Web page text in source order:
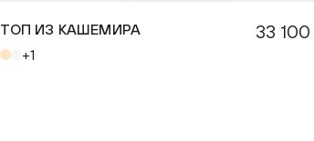
ТОП ИЗ КАШЕМИРА
+1
33